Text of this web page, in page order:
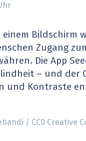
Gesundheit
Blockchain
EU-DSGVO
XaaS,
» alle
Bildschirm
Zugang
Die App
– und der
und Kontraste
/ CC0 Creative